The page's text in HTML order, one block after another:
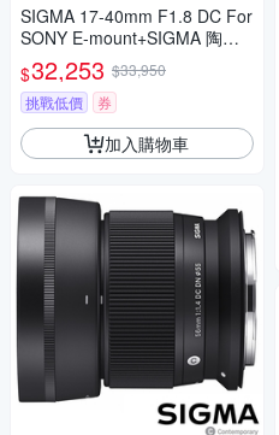
SIGMA 17-40mm F1.8 DC For
SONY E-mount+SIGMA 陶瓷 6
7mm保護鏡+相機魔毯+BW-13
0吹球+3030麂皮清潔布 (公司
貨)
$32,253 $33,950
挑戰低價
券
加入購物車